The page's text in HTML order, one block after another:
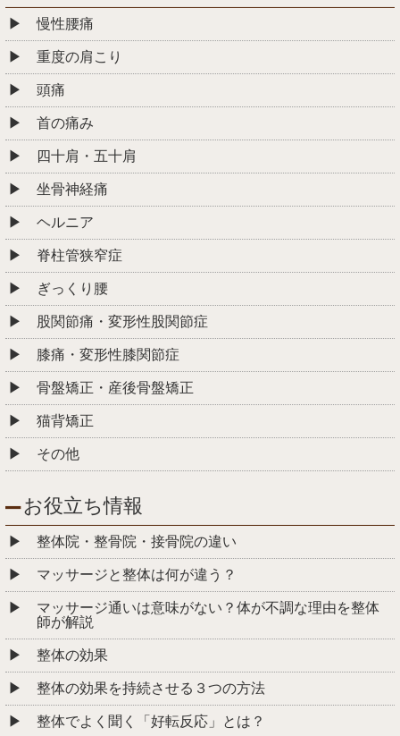
慢性腰痛
重度の肩こり
頭痛
首の痛み
四十肩・五十肩
坐骨神経痛
ヘルニア
脊柱管狭窄症
ぎっくり腰
股関節痛・変形性股関節症
膝痛・変形性膝関節症
骨盤矯正・産後骨盤矯正
猫背矯正
その他
お役立ち情報
整体院・整骨院・接骨院の違い
マッサージと整体は何が違う？
マッサージ通いは意味がない？体が不調な理由を整体
師が解説
整体の効果
整体の効果を持続させる３つの方法
整体でよく聞く「好転反応」とは？